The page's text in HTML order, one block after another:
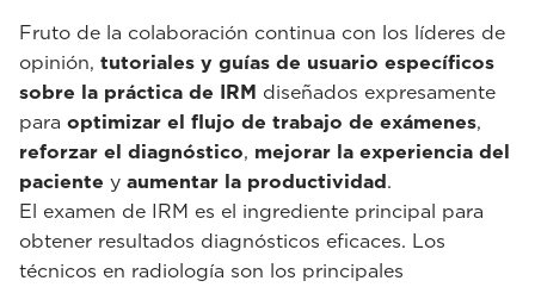
Fruto de la colaboración continua con los líderes de
opinión, tutoriales y guías de usuario específicos
sobre la práctica de IRM diseñados expresamente
para optimizar el flujo de trabajo de exámenes,
reforzar el diagnóstico, mejorar la experiencia del
paciente y aumentar la productividad.
El examen de IRM es el ingrediente principal para
obtener resultados diagnósticos eficaces. Los
técnicos en radiología son los principales